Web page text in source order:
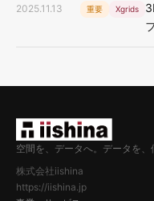
2025.11.13 重要 Xgrids
空間を、データへ。データを、
株式会社iishina
https://iishina.jp